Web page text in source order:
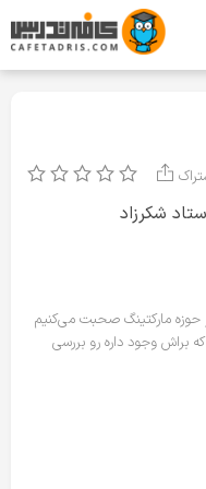
شکرزاد
حوزه مارکتینگ صحبت می‌کنیم
براش وجود داره رو بررسی